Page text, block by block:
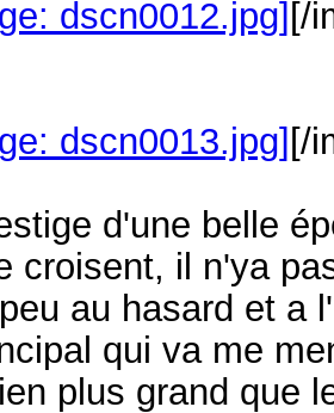
[/
[/
d'une belle
croisent, il n'ya
au hasard et a
qui va me
plus grand que